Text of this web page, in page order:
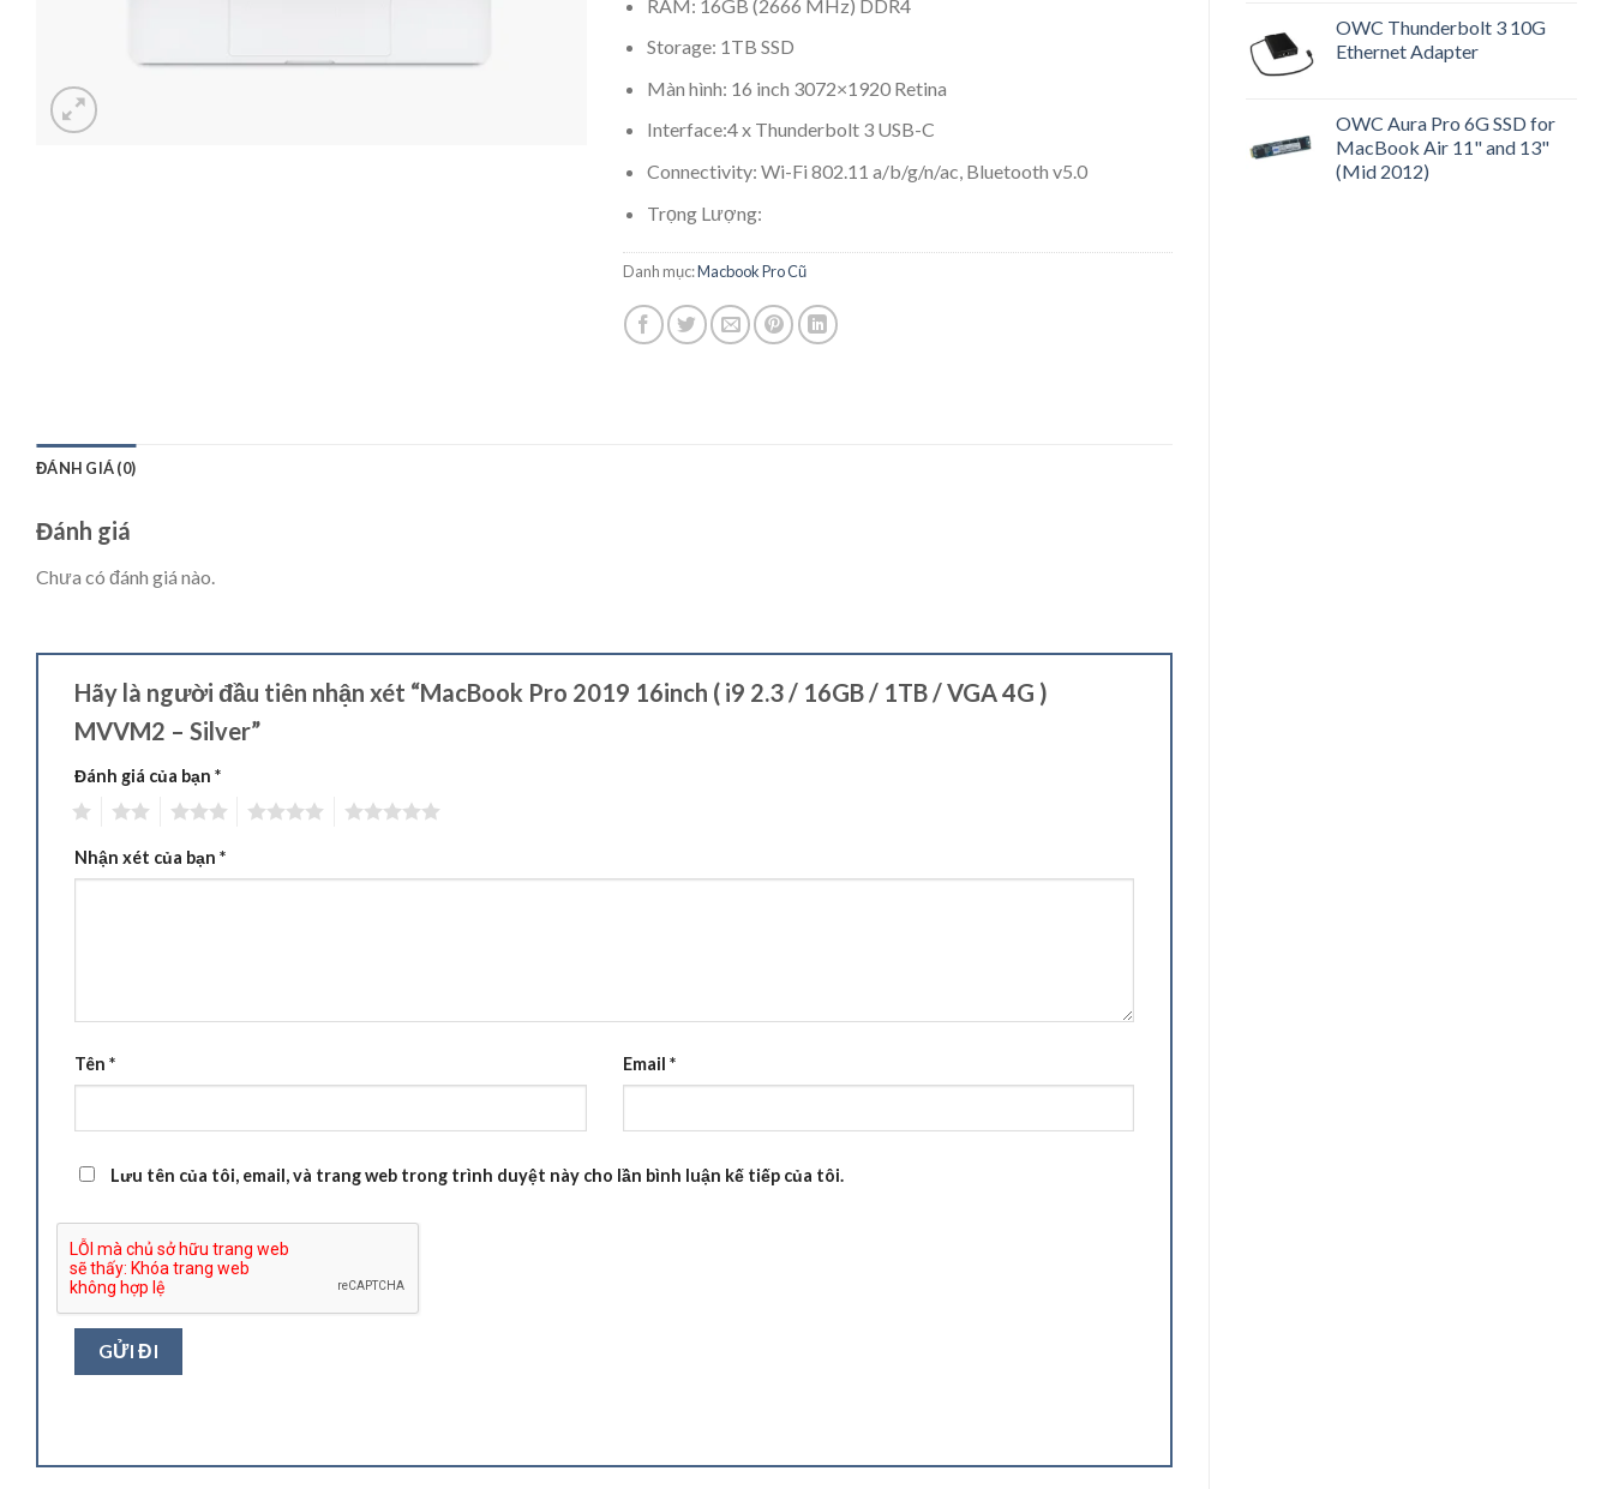
OWC Thunderbolt 3 10G
Ethernet Adapter
OWC Aura Pro 6G SSD for
MacBook Air 11" and 13"
(Mid 2012)
RAM: 16GB (2666 MHz) DDR4
Storage: 1TB SSD
Màn hình: 16 inch 3072×1920 Retina
Interface:4 x Thunderbolt 3 USB-C
Connectivity: Wi-Fi 802.11 a/b/g/n/ac, Bluetooth v5.0
Trọng Lượng:
Danh mục:Macbook Pro Cũ
ĐÁNH GIÁ (0)
Đánh giá
Chưa có đánh giá nào.
Hãy là người đầu tiên nhận xét “MacBook Pro 2019 16inch ( i9 2.3 / 16GB / 1TB / VGA 4G )
MVVM2 – Silver”
Đánh giá của bạn *
Nhận xét của bạn *
Tên * Email *
Lưu tên của tôi, email, và trang web trong trình duyệt này cho lần bình luận kế tiếp của tôi.